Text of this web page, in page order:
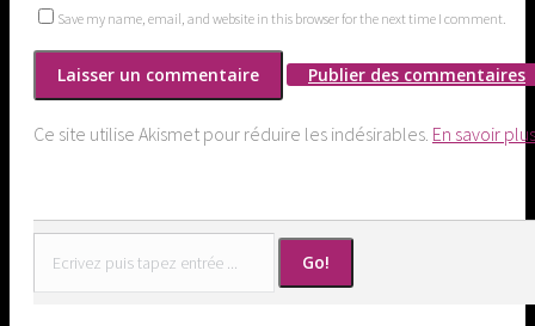
Save my name, email, and website in this browser for the next time I comment.
Publier des commentaires
Ce site utilise Akismet pour réduire les indésirables. En savoir